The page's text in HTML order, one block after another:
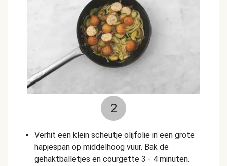
2
Verhit een klein scheutje olijfolie in een grote
hapjespan op middelhoog vuur. Bak de
gehaktballetjes en courgette 3 - 4 minuten.